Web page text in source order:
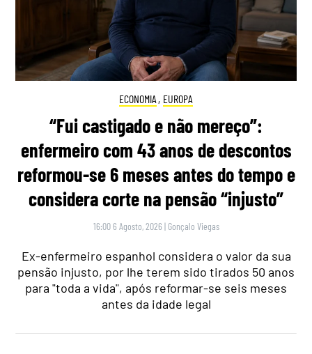
ECONOMIA , EUROPA
“Fui castigado e não mereço”:
enfermeiro com 43 anos de descontos
reformou-se 6 meses antes do tempo e
considera corte na pensão “injusto”
16:00 6 Agosto, 2026 | Gonçalo Viegas
Ex-enfermeiro espanhol considera o valor da sua
pensão injusto, por lhe terem sido tirados 50 anos
para "toda a vida", após reformar-se seis meses
antes da idade legal